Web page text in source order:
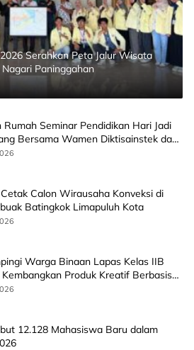
Serahkan Peta Jalur Wisata
Paninggahan
Rumah Seminar Pendidikan Hari Jadi
Bersama Wamen Diktisainstek dan
Malaysia
Cetak Calon Wirausaha Konveksi di
Batingkok Limapuluh Kota
Warga Binaan Lapas Kelas IIB
Kembangkan Produk Kreatif Berbasis
12.128 Mahasiswa Baru dalam